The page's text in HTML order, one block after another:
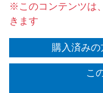
※このコンテンツは
きます
購入済み
こ